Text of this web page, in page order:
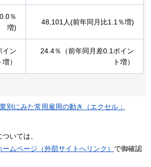
％
増)
48,101人(前年同月比1.1％増)
イン
増）
24.4％（前年同月差0.1ポイン
ト増）
別にみた常用雇用の動き（エクセル：
ついては、
ムページ（外部サイトへリンク） で御確認